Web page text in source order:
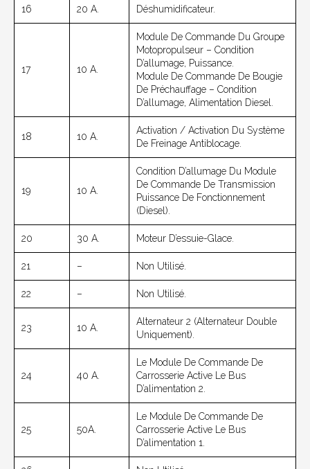
16 20 A. Déshumidificateur.
17 10 A.
Module De Commande Du Groupe
Motopropulseur – Condition
D’allumage, Puissance.
Module De Commande De Bougie
De Préchauffage – Condition
D’allumage, Alimentation Diesel.
18 10 A.
Activation / Activation Du Système
De Freinage Antiblocage.
19 10 A.
Condition D’allumage Du Module
De Commande De Transmission
Puissance De Fonctionnement
(diesel).
20 30 A. Moteur D’essuie-Glace.
21 – Non Utilisé.
22 – Non Utilisé.
23 10 A.
Alternateur 2 (alternateur Double
Uniquement).
24 40 A.
Le Module De Commande De
Carrosserie Active Le Bus
D’alimentation 2.
25 50A.
Le Module De Commande De
Carrosserie Active Le Bus
D’alimentation 1.